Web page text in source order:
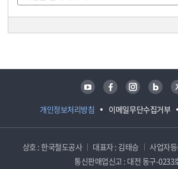
개인정보처리방침 이메일무단수집거부
유튜브 페이스북 인스타그램 블로그
상호 : 한국철도공사 대표자 : 김태승
사업자
통신판매업신고 : 대전 동구-0233